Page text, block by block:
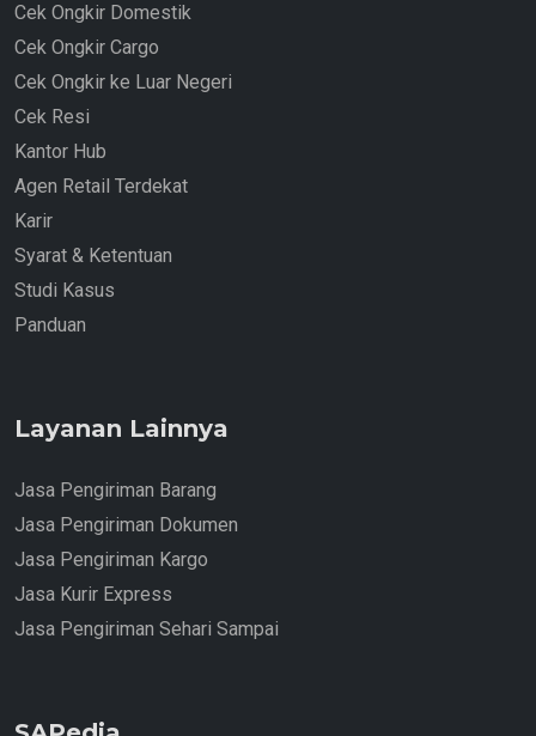
Cek Ongkir Domestik
Cek Ongkir Cargo
Cek Ongkir ke Luar Negeri
Cek Resi
Kantor Hub
Agen Retail Terdekat
Karir
Syarat & Ketentuan
Studi Kasus
Panduan
Layanan Lainnya
Jasa Pengiriman Barang
Jasa Pengiriman Dokumen
Jasa Pengiriman Kargo
Jasa Kurir Express
Jasa Pengiriman Sehari Sampai